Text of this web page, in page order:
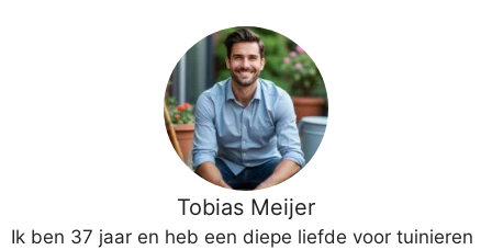
Tobias Meijer
Ik ben 37 jaar en heb een diepe liefde voor tuinieren